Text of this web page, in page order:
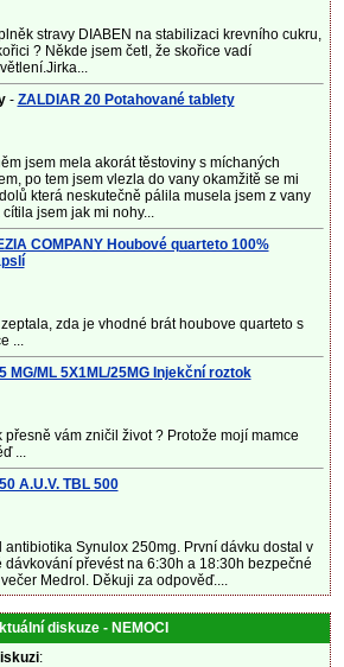
stravy DIABEN na stabilizaci krevního cukru,
? Někde jsem četl, že skořice vadí
- ZALDIAR 20 Potahované tablety
jsem mela akorát těstoviny s míchaných
po tem jsem vlezla do vany okamžitě se mi
která neskutečně pálila musela jsem z vany
jsem jak mi nohy...
COMPANY Houbové quarteto 100%
zda je vhodné brát houbove quarteto s
...
MG/ML 5X1ML/25MG Injekční roztok
přesně vám zničil život ? Protože mojí mamce
...
A.U.V. TBL 500
antibiotika Synulox 250mg. První dávku dostal v
dávkování převést na 6:30h a 18:30h bezpečné
Medrol. Děkuji za odpověď....
diskuze - NEMOCI
: